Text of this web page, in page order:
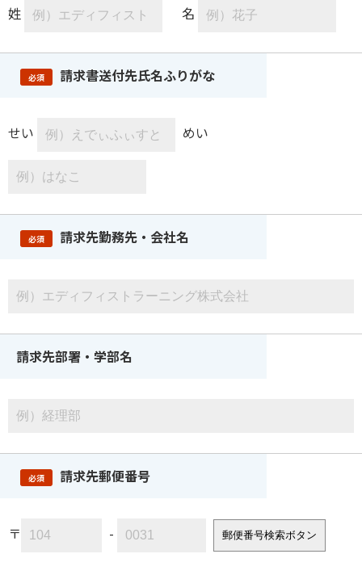
姓 名
必須 請求書送付先氏名ふりがな
せい めい
必須 請求先勤務先・会社名
請求先部署・学部名
必須 請求先郵便番号
〒 - 郵便番号検索ボタン